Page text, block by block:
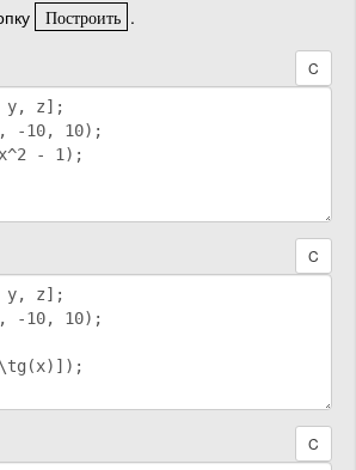
Построить
Построить .
C
C
C